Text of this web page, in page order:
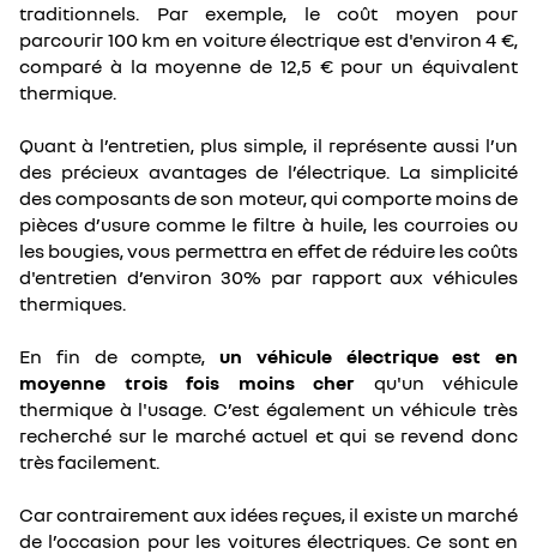
traditionnels. Par exemple, le coût moyen pour
parcourir 100 km en voiture électrique est d'environ 4 €,
comparé à la moyenne de 12,5 € pour un équivalent
thermique.
Quant à l’entretien, plus simple, il représente aussi l’un
des précieux avantages de l’électrique. La simplicité
des composants de son moteur, qui comporte moins de
pièces d’usure comme le filtre à huile, les courroies ou
les bougies, vous permettra en effet de réduire les coûts
d'entretien d’environ 30% par rapport aux véhicules
thermiques.
En fin de compte, un véhicule électrique est en
moyenne trois fois moins cher qu'un véhicule
thermique à l'usage. C’est également un véhicule très
recherché sur le marché actuel et qui se revend donc
très facilement.
Car contrairement aux idées reçues, il existe un marché
de l’occasion pour les voitures électriques. Ce sont en